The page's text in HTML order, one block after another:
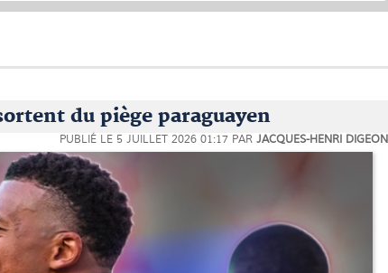
du piège paraguayen
PUBLIÉ LE 5 JUILLET 2026 01:17 PAR JACQUES-HENRI DIGEON